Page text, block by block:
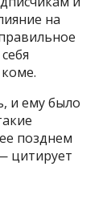
на
и ему было
позднем
цитирует